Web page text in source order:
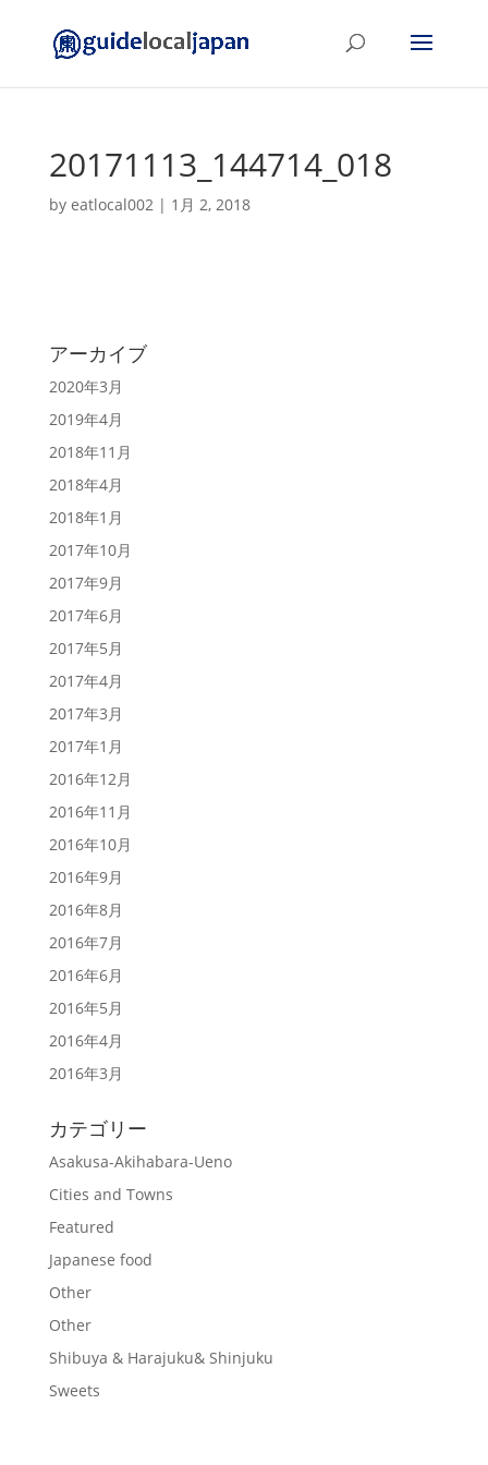
20171113_144714_018
by eatlocal002| 1月 2, 2018
アーカイブ
2020年3月
2019年4月
2018年11月
2018年4月
2018年1月
2017年10月
2017年9月
2017年6月
2017年5月
2017年4月
2017年3月
2017年1月
2016年12月
2016年11月
2016年10月
2016年9月
2016年8月
2016年7月
2016年6月
2016年5月
2016年4月
2016年3月
カテゴリー
Asakusa-Akihabara-Ueno
Cities and Towns
Featured
Japanese food
Other
Other
Shibuya & Harajuku& Shinjuku
Sweets